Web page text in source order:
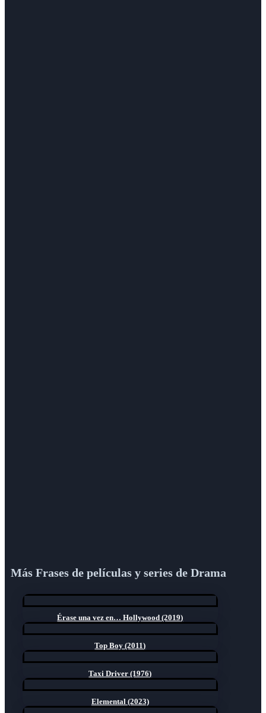
Más Frases de películas y series de Drama
Érase una vez en… Hollywood (2019)
Top Boy (2011)
Taxi Driver (1976)
Elemental (2023)